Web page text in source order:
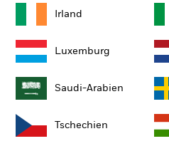
Irland
Luxemburg
Saudi-Arabien
Tschechien